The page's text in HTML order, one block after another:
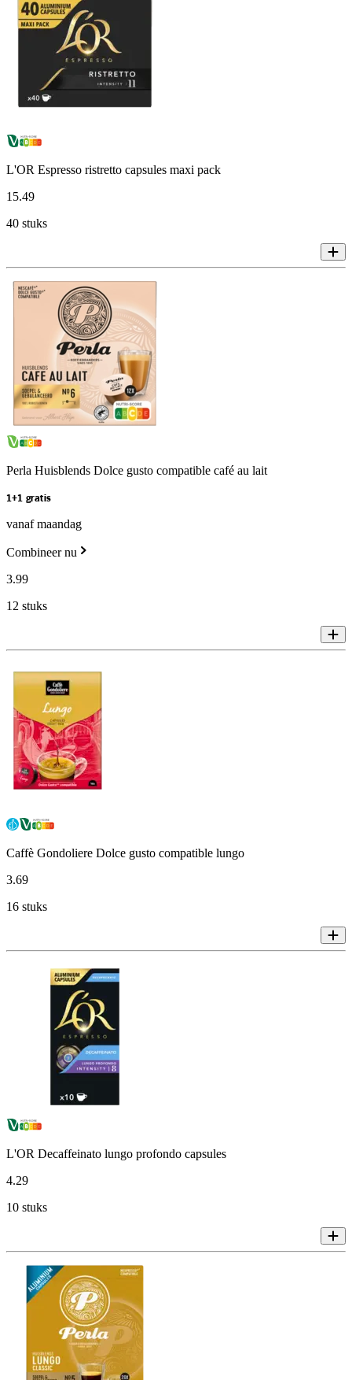
L'OR Espresso ristretto capsules maxi pack
15.49
40 stuks
Perla Huisblends Dolce gusto compatible café au lait
1+1 gratis
vanaf maandag
Combineer nu
3.99
12 stuks
Caffè Gondoliere Dolce gusto compatible lungo
3.69
16 stuks
L'OR Decaffeinato lungo profondo capsules
4.29
10 stuks